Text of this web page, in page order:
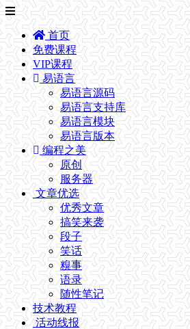
首页
免费课程
VIP课程
易语言
易语言源码
易语言支持库
易语言模块
易语言版本
编程之美
原创
服务器
文章优选
优秀文章
搞笑来袭
段子
笑话
糗事
语录
随性笔记
技术教程
活动线报